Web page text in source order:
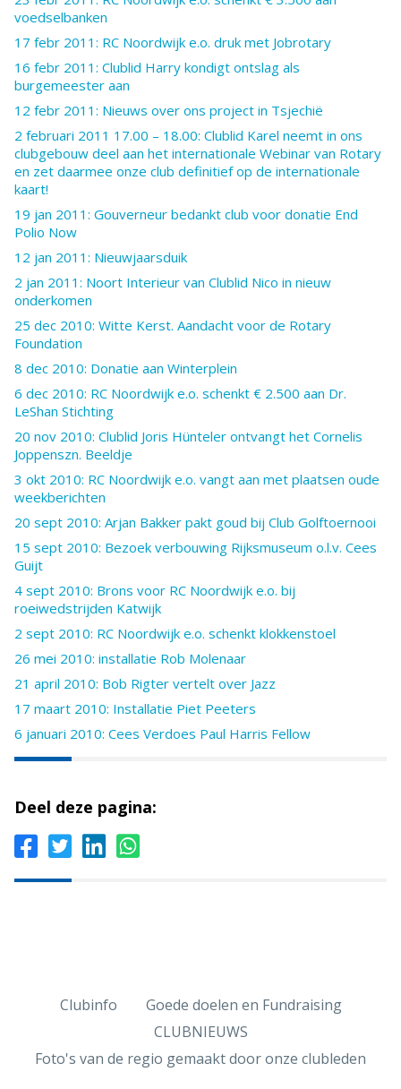
voedselbanken
17 febr 2011: RC Noordwijk e.o. druk met Jobrotary
16 febr 2011: Clublid Harry kondigt ontslag als
burgemeester aan
12 febr 2011: Nieuws over ons project in Tsjechië
2 februari 2011 17.00 – 18.00: Clublid Karel neemt in ons
clubgebouw deel aan het internationale Webinar van Rotary
en zet daarmee onze club definitief op de internationale
kaart!
19 jan 2011: Gouverneur bedankt club voor donatie End
Polio Now
12 jan 2011: Nieuwjaarsduik
2 jan 2011: Noort Interieur van Clublid Nico in nieuw
onderkomen
25 dec 2010: Witte Kerst. Aandacht voor de Rotary
Foundation
8 dec 2010: Donatie aan Winterplein
6 dec 2010: RC Noordwijk e.o. schenkt € 2.500 aan Dr.
LeShan Stichting
20 nov 2010: Clublid Joris Hünteler ontvangt het Cornelis
Joppenszn. Beeldje
3 okt 2010: RC Noordwijk e.o. vangt aan met plaatsen oude
weekberichten
20 sept 2010: Arjan Bakker pakt goud bij Club Golftoernooi
15 sept 2010: Bezoek verbouwing Rijksmuseum o.l.v. Cees
Guijt
4 sept 2010: Brons voor RC Noordwijk e.o. bij
roeiwedstrijden Katwijk
2 sept 2010: RC Noordwijk e.o. schenkt klokkenstoel
26 mei 2010: installatie Rob Molenaar
21 april 2010: Bob Rigter vertelt over Jazz
17 maart 2010: Installatie Piet Peeters
6 januari 2010: Cees Verdoes Paul Harris Fellow
Deel deze pagina:
Clubinfo
Goede doelen en Fundraising
CLUBNIEUWS
Foto's van de regio gemaakt door onze clubleden